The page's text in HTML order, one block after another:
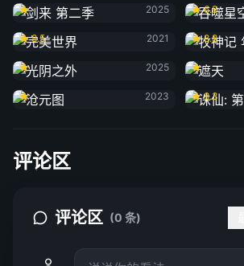
2025
6.8
完美世界
8.5
2021
牧神记 年番
8.8
光阴之外
2025
遮天
沧元图
2023
诛仙: 第1季
8.3
评论区
评论区 (0 条)